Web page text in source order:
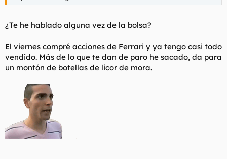
¿Te he hablado alguna vez de la bolsa?
El viernes compré acciones de Ferrari y ya tengo casi todo
vendido. Más de lo que te dan de paro he sacado, da para
un montón de botellas de licor de mora.